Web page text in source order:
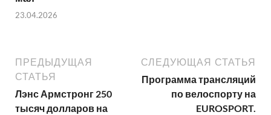
23.04.2026
ПРЕДЫДУЩАЯ
СТАТЬЯ
Лэнс Армстронг 250
тысяч долларов на
СЛЕДУЮЩАЯ СТАТЬЯ
Программа трансляций
по велоспорту на
EUROSPORT.